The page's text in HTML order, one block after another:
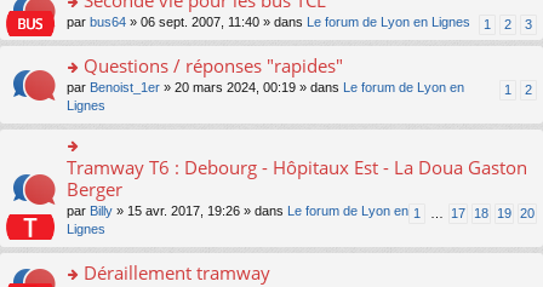
eu
s
ré
c
e
nt
n
pl
u
s
ré
c
e
nt
s
e
n
o
n
lu
le
pl
u
s
ré
c
e
er
le
m
e
s
s
g
n
o
n
lu
le
u
o
n
ult
er
le
m
e
s
g
o
1 2 3
par bus64 » 06 sept. 2007, 11:40 » dans Le forum de Lyon en Lignes
o
s
ult
er
le
m
e
s
s
a
Questions / réponses "rapides"
1 2
par Benoist_1er » 20 mars 2024, 00:19 » dans
Le forum de Lyon en
Lignes
o
n
ult
er
le
m
Tramway T6 : Debourg - Hôpitaux Est - La Doua Gaston
Berger
1 17 18 19 20
par Billy » 15 avr. 2017, 19:26 » dans
Le forum de Lyon en
Lignes
Déraillement tramway